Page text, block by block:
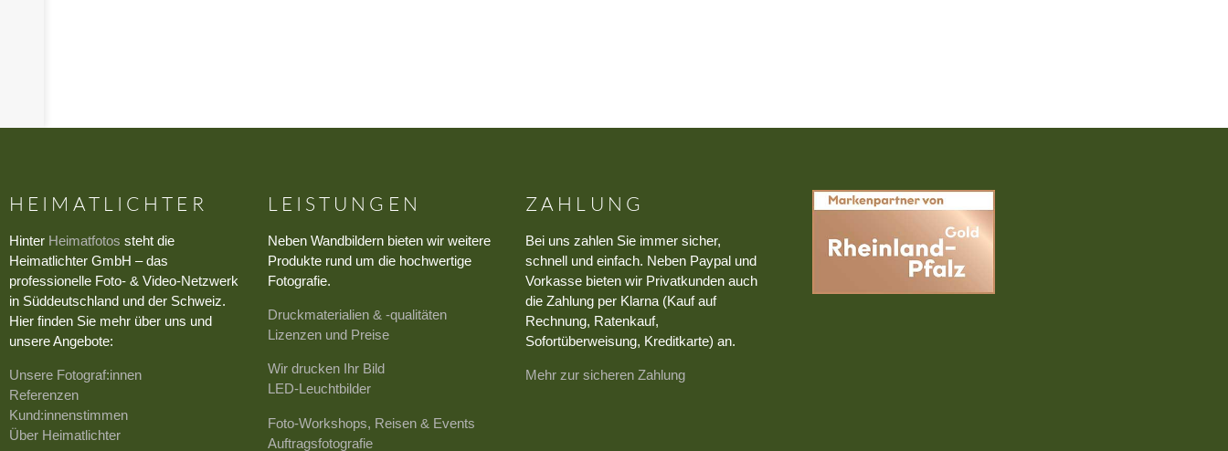
HEIMATLICHTER
Hinter Heimatfotos steht die
Heimatlichter GmbH – das
professionelle Foto- & Video-Netzwerk
in Süddeutschland und der Schweiz.
Hier finden Sie mehr über uns und
unsere Angebote:
Unsere Fotograf:innen
Referenzen
Kund:innenstimmen
Über Heimatlichter
LEISTUNGEN
Neben Wandbildern bieten wir weitere
Produkte rund um die hochwertige
Fotografie.
Druckmaterialien & -qualitäten
Lizenzen und Preise
Wir drucken Ihr Bild
LED-Leuchtbilder
Foto-Workshops, Reisen & Events
Auftragsfotografie
ZAHLUNG
Bei uns zahlen Sie immer sicher,
schnell und einfach. Neben Paypal und
Vorkasse bieten wir Privatkunden auch
die Zahlung per Klarna (Kauf auf
Rechnung, Ratenkauf,
Sofortüberweisung, Kreditkarte) an.
Mehr zur sicheren Zahlung